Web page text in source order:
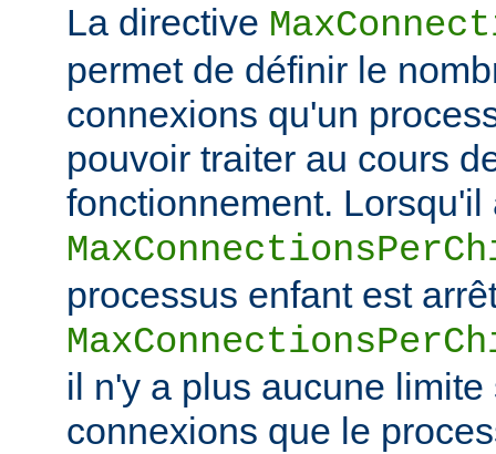
La directive
permet de définir le
connexions qu'un
pouvoir traiter au cours
fonctionnement. Lorsqu'il
processus enfant est
il n'y a plus aucune
connexions que le